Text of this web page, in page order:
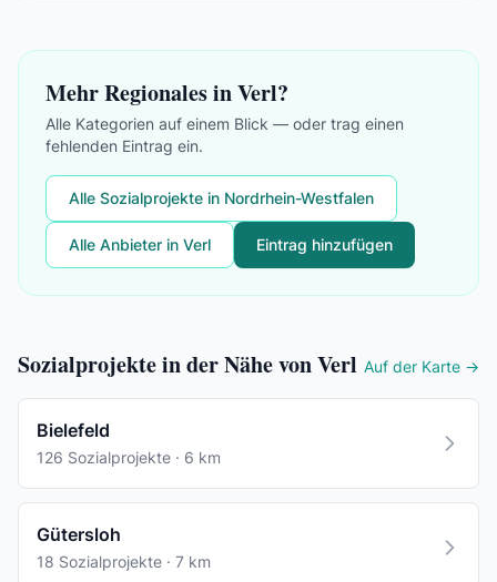
Mehr Regionales in Verl?
Alle Kategorien auf einem Blick — oder trag einen
fehlenden Eintrag ein.
Alle Sozialprojekte in Nordrhein-Westfalen
Alle Anbieter in Verl Eintrag hinzufügen
Sozialprojekte in der Nähe von Verl Auf der Karte →
Bielefeld
126 Sozialprojekte · 6 km
Gütersloh
18 Sozialprojekte · 7 km